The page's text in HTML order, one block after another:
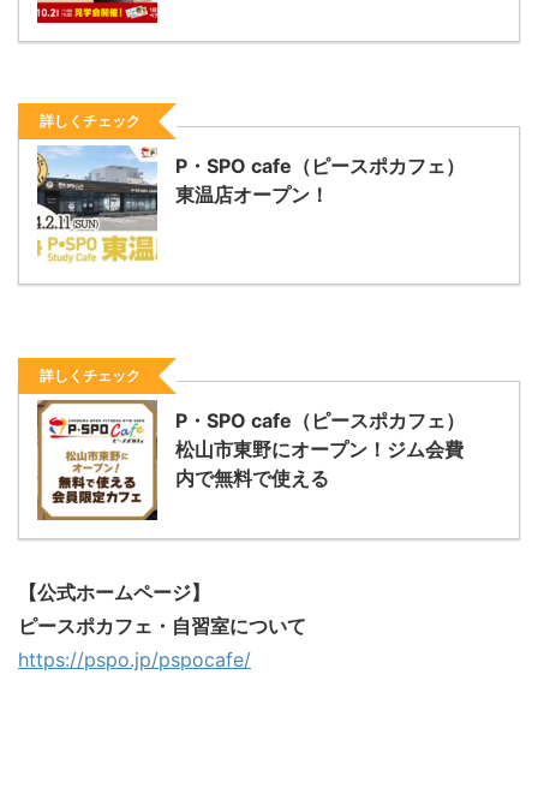
詳しくチェック
P・SPO cafe（ピースポカフェ）
東温店オープン！
詳しくチェック
P・SPO cafe（ピースポカフェ）
松山市東野にオープン！ジム会費
内で無料で使える
【公式ホームページ】
ピースポカフェ・自習室について
https://pspo.jp/pspocafe/